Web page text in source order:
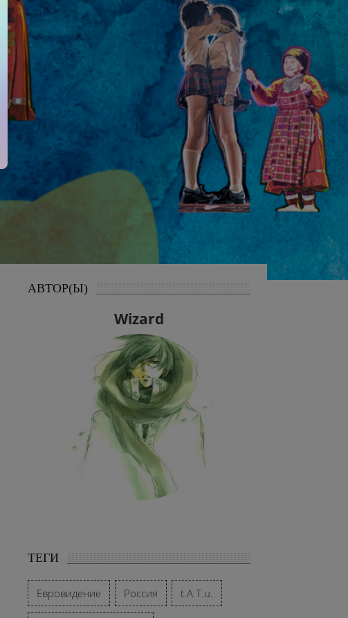
АВТОР(Ы)
Wizard
ТЕГИ
Евровидение Россия t.A.T.u.